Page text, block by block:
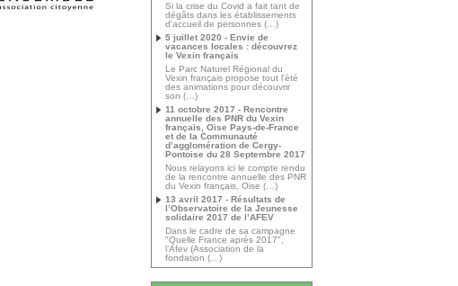
Si la crise du Covid a fait tant de
dégâts dans les établissements
d’accueil de personnes (…)
5 juillet 2020 - Envie de
vacances locales : découvrez
le Vexin français
Le Parc Naturel Régional du
Vexin français propose tout l’été
des animations pour découvrir
son (…)
11 octobre 2017 - Rencontre
annuelle des PNR du Vexin
français, Oise Pays-de-France
et de la Communauté
d’agglomération de Cergy-
Pontoise du 28 Septembre 2017
Nous relayons ici le compte rendu
de la rencontre annuelle des PNR
du Vexin français, Oise (…)
13 avril 2017 - Résultats de
l’Observatoire de la Jeunesse
solidaire 2017 de l’AFEV
Dans le cadre de sa campagne
"Quelle France après 2017",
l’Afev (Association de la
fondation (…)